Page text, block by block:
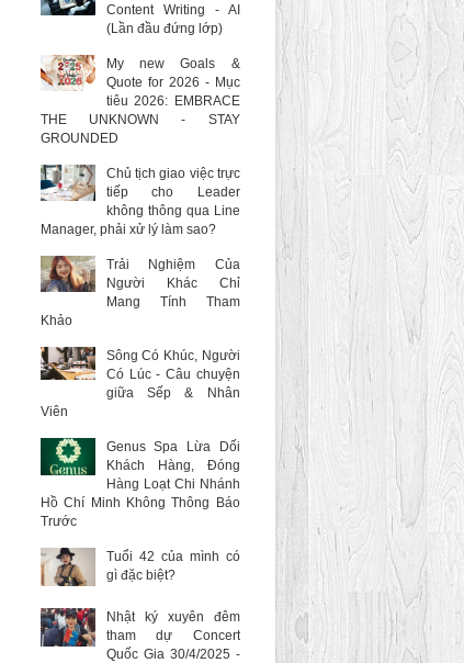
Content Writing - AI
(Lần đầu đứng lớp)
My new Goals &
Quote for 2026 - Mục
tiêu 2026: EMBRACE
THE UNKNOWN - STAY
GROUNDED
Chủ tịch giao việc trực
tiếp cho Leader
không thông qua Line
Manager, phải xử lý làm sao?
Trải Nghiệm Của
Người Khác Chỉ
Mang Tính Tham
Khảo
Sông Có Khúc, Người
Có Lúc - Câu chuyện
giữa Sếp & Nhân
Viên
Genus Spa Lừa Dối
Khách Hàng, Đóng
Hàng Loạt Chi Nhánh
Hồ Chí Minh Không Thông Báo
Trước
Tuổi 42 của mình có
gì đặc biệt?
Nhật ký xuyên đêm
tham dự Concert
Quốc Gia 30/4/2025 -